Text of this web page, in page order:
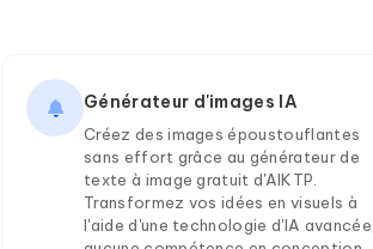
Générateur d'images IA
Créez des images époustouflantes
sans effort grâce au générateur de
texte à image gratuit d'AIKTP.
Transformez vos idées en visuels à
l'aide d'une technologie d'IA avancée,